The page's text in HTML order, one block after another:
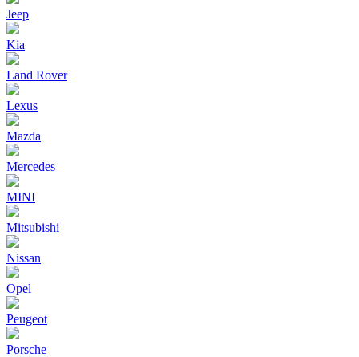
Jeep
Kia
Land Rover
Lexus
Mazda
Mercedes
MINI
Mitsubishi
Nissan
Opel
Peugeot
Porsche